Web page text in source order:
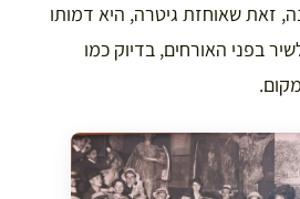
זאת שאוחזת גיטרה, היא דמותו
בפני האורחים, בדיוק כמו